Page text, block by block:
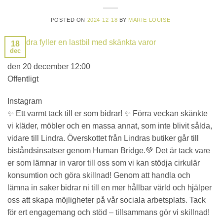
POSTED ON 2024-12-18 BY MARIE-LOUISE
18
dec
den 20 december 12:00
Offentligt
Instagram
✨ Ett varmt tack till er som bidrar! ✨ Förra veckan skänkte
vi kläder, möbler och en massa annat, som inte blivit sålda,
vidare till Lindra. Överskottet från Lindras butiker går till
biståndsinsatser genom Human Bridge.💚 Det är tack vare
er som lämnar in varor till oss som vi kan stödja cirkulär
konsumtion och göra skillnad! Genom att handla och
lämna in saker bidrar ni till en mer hållbar värld och hjälper
oss att skapa möjligheter på vår sociala arbetsplats. Tack
för ert engagemang och stöd – tillsammans gör vi skillnad!